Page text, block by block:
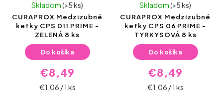
CURAPROX Medzizubné
kefky CPS 011 PRIME -
ZELENÁ 8 ks
Skladom(>5 ks)
€8,49
€1,06 / 1 ks
Do košíka
CURAPROX Medzizubné
kefky CPS 06 PRIME -
TYRKYSOVÁ 8 ks
Skladom(>5 ks)
€8,49
€1,06 / 1 ks
Do košíka